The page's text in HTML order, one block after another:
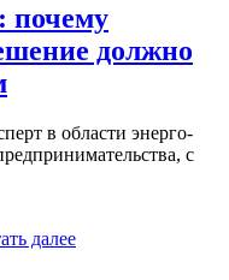
почему
должно
в области энерго-
с
далее